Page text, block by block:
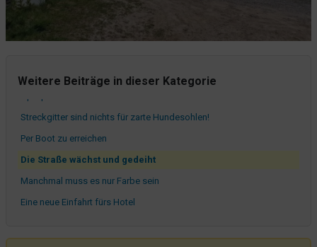
Weitere Beiträge in dieser Kategorie
Ein Satz mit X
Wir haben unsere Einfahrten wieder!
Streckgitter sind nichts für zarte Hundesohlen!
Per Boot zu erreichen
Die Straße wächst und gedeiht
Manchmal muss es nur Farbe sein
Eine neue Einfahrt fürs Hotel